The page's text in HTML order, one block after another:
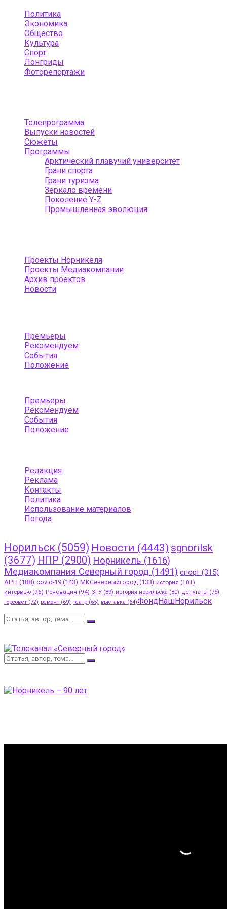
Политика
Экономика
Общество
Культура
Спорт
Лонгриды
Фоторепортажи
Телепрограмма
Выпуски новостей
Сюжеты
Программы
Арктический плавучий университет
Грани спорта
Грани туризма
Зеркало времени
Поколение Y-Z
Промышленная эволюция
Проекты Норникеля
Проекты Медиакомпании
Архив проектов
Новости
Премьеры
Рекомендуем
События
Положение
Премьеры
Рекомендуем
События
Положение
Редакция
Реклама
Контакты
Политика
Использование материалов
Погода
Норильск (5059) Новости (4443) sgnorilsk
(3677) НПР (2900) Норникель (1616)
Медиакомпания Северный город (1491) спорт (315)
АРН (188) covid-19 (143) МКСеверныйгород (133) история (101)
интервью (96) Реновация (94) ЗГУ (89) история норильска (80) депутаты (75)
горсовет (72) ремонт (69) театр (65) выставка (64)ФондНашНорильск